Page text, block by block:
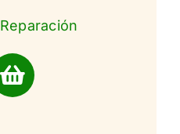
Reparación